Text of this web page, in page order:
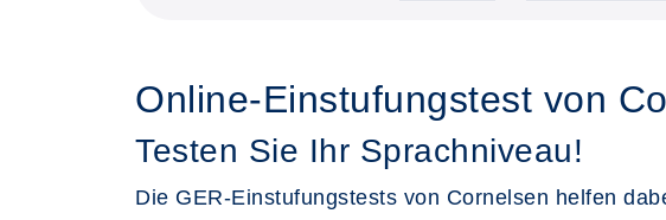
Online-Einstufungstest von
Testen Sie Ihr Sprachniveau!
Die GER-Einstufungstests von Cornelsen helfen